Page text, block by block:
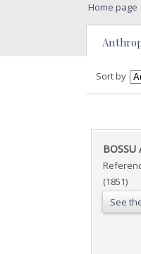
Home page
Sort by
‎BOSSU
(1851)
See